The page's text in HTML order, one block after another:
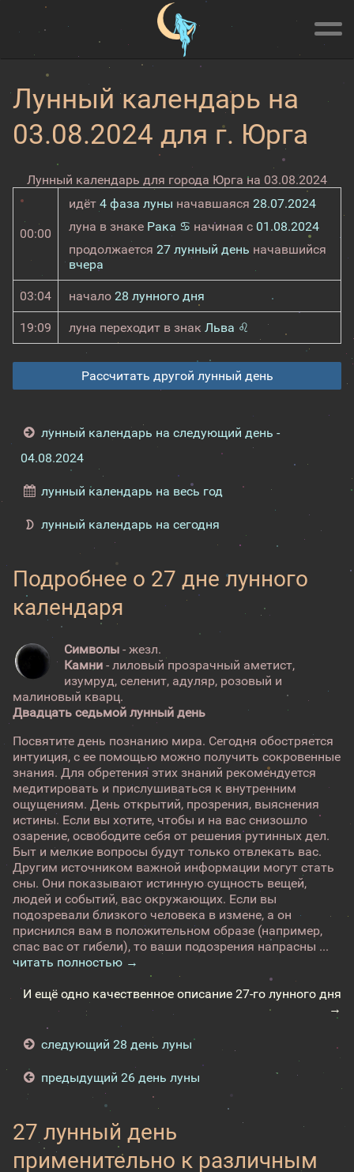
Лунный календарь на
03.08.2024 для г. Юрга
Лунный календарь для города Юрга на 03.08.2024
00:00
идёт 4 фаза луны начавшаяся 28.07.2024
луна в знаке Рака ♋ начиная с 01.08.2024
продолжается 27 лунный день начавшийся
вчера
03:04 начало 28 лунного дня
19:09 луна переходит в знак Льва ♌
Рассчитать другой лунный день
лунный календарь на следующий день -
04.08.2024
лунный календарь на весь год
лунный календарь на сегодня
Подробнее о 27 дне лунного
календаря
Символы - жезл.
Камни - лиловый прозрачный аметист,
изумруд, селенит, адуляр, розовый и
малиновый кварц.
Двадцать седьмой лунный день
Посвятите день познанию мира. Сегодня обостряется
интуиция, с ее помощью можно получить сокровенные
знания. Для обретения этих знаний рекомендуется
медитировать и прислушиваться к внутренним
ощущениям. День открытий, прозрения, выяснения
истины. Если вы хотите, чтобы и на вас снизошло
озарение, освободите себя от решения рутинных дел.
Быт и мелкие вопросы будут только отвлекать вас.
Другим источником важной информации могут стать
сны. Они показывают истинную сущность вещей,
людей и событий, вас окружающих. Если вы
подозревали близкого человека в измене, а он
приснился вам в положительном образе (например,
спас вас от гибели), то ваши подозрения напрасны ...
читать полностью →
И ещё одно качественное описание 27-го лунного дня
→
следующий 28 день луны
предыдущий 26 день луны
27 лунный день
применительно к различным